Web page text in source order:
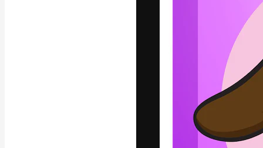
La plataforma
trabajo. Más
entre
estudios.
Español